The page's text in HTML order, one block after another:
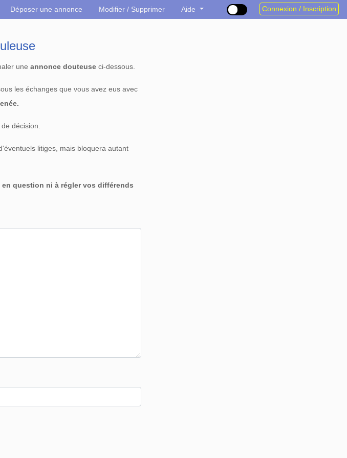
Déposer une annonce Modifier / Supprimer Aide Connexion / Inscription
une annonce douteuse ci-dessous.
les échanges que vous avez eus avec
décision.
litiges, mais bloquera autant
question ni à régler vos différends